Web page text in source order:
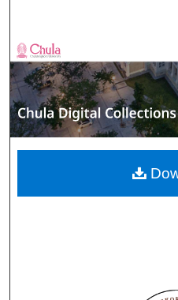
Browse
My
Digital